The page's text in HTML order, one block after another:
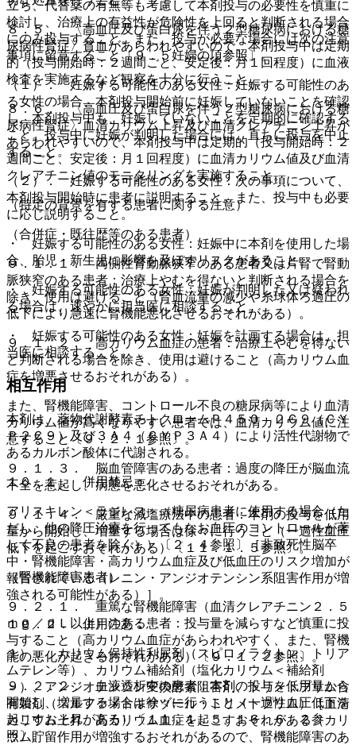
立ち、代替薬の有無等も考慮して本剤投与の必要性を慎重に
検討し、治療上の有益性が危険性を上回ると判断される場合
にのみ投与すること。また、投与が必要な場合には次の注意
事項に留意すること〔９．５妊婦の項参照〕。
（１）． 妊娠する可能性のある女性：妊娠する可能性のあ
る女性の場合、本剤投与開始前に妊娠していないことを確認
し、本剤投与中も、妊娠していないことを定期的に確認する
こと。投与中に妊娠が判明した場合には、直ちに投与を中止
すること。
（２）． 妊娠する可能性のある女性：次の事項について、
本剤投与開始時に患者に説明すること。また、投与中も必要
に応じ説明すること。
・ 妊娠する可能性のある女性：妊娠中に本剤を使用した場
合、胎児・新生児に影響を及ぼすリスクがあること。
・ 妊娠する可能性のある女性：妊娠が判明した又は疑われ
る場合は、速やかに担当医に相談すること。
・ 妊娠する可能性のある女性：妊娠を計画する場合は、担
当医に相談すること。
相互作用
本剤は、薬物代謝酵素チトクロームＰ４５０ ２Ｃ９（ＣＹ
Ｐ２Ｃ９）及び３Ａ４（ＣＹＰ３Ａ４）により活性代謝物で
あるカルボン酸体に代謝される。
１０．１． 併用禁忌：
アリスキレン＜ラジレス＞（糖尿病患者に使用する場合（た
だし、他の降圧治療を行ってもなお血圧のコントロールが著
しく不良の患者を除く））〔２．４参照〕［非致死性脳卒
中・腎機能障害・高カリウム血症及び低血圧のリスク増加が
報告されている（レニン・アンジオテンシン系阻害作用が増
強される可能性がある）］。
１０．２． 併用注意：
１）． カリウム保持性利尿剤（スピロノラクトン、トリア
ムテレン等）、カリウム補給剤（塩化カリウム＜補給剤
＞）、アンジオテンシン変換酵素阻害剤、トリメトプリム含
有製剤（スルファメトキサゾール・トリメトプリム）［血清
カリウム上昇、高カリウム血症を起こすおそれがある（カリ
ウム貯留作用が増強するおそれがあるので、腎機能障害のあ
８．５． 〈高血圧及び蛋白尿を伴う２型糖尿病における糖
尿病性腎症〉貧血があらわれやすいので、本剤投与中は定期
的（投与開始時：２週間ごと、安定後：月１回程度）に血液
検査を実施するなど観察を十分に行うこと。
８．６． 〈高血圧及び蛋白尿を伴う２型糖尿病における糖
尿病性腎症〉血清カリウム上昇及び血清クレアチニン上昇が
あらわれやすいので、本剤投与中は定期的（投与開始時：２
週間ごと、安定後：月１回程度）に血清カリウム値及び血清
クレアチニン値のモニタリングを実施すること。
（特定の背景を有する患者に関する注意）
（合併症・既往歴等のある患者）
９．１．１． 両側性腎動脈狭窄のある患者又は片腎で腎動
脈狭窄のある患者：治療上やむを得ないと判断される場合を
除き、使用は避けること（腎血流量の減少や糸球体ろ過圧の
低下により急速に腎機能悪化させるおそれがある）。
９．１．２． 高カリウム血症の患者：治療上やむを得ない
と判断される場合を除き、使用は避けること（高カリウム血
症を増悪させるおそれがある）。
また、腎機能障害、コントロール不良の糖尿病等により血清
カリウム値が高くなりやすい患者では、血清カリウム値に注
意すること〔９．２．１参照〕。
９．１．３． 脳血管障害のある患者：過度の降圧が脳血流
不全を惹起し、病態を悪化させるおそれがある。
９．１．４． 厳重な減塩療法中の患者：本剤の投与を低用
量から開始し、増量する場合は徐々に行うこと（一過性血圧
低下を起こすおそれがある）〔１１．１．５参照〕。
（腎機能障害患者）
９．２．１． 重篤な腎機能障害（血清クレアチニン２．５
ｍｇ／ｄＬ以上）のある患者：投与量を減らすなど慎重に投
与すること（高カリウム血症があらわれやすく、また、腎機
能の悪化が起きるおそれがある）〔９．１．２参照〕。
９．２．２． 血液透析中の患者：本剤の投与を低用量から
開始し、増量する場合は徐々に行うこと（一過性血圧低下を
起こすおそれがある）〔１１．１．５、１６．６．２参
照〕。